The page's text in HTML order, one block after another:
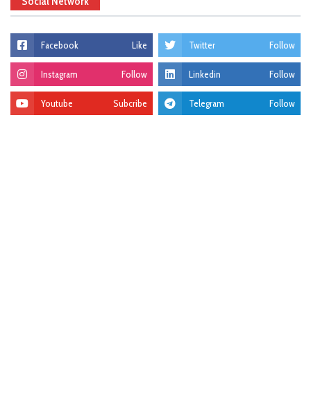
Facebook Like Twitter Follow
Instagram Follow Linkedin Follow
Youtube Subcribe Telegram Follow